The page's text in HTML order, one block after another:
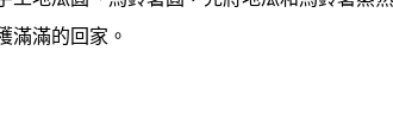
滿滿的回家。